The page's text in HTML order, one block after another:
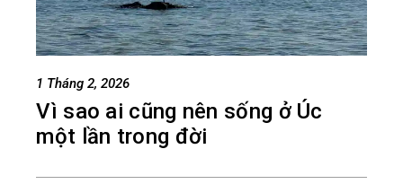
1 Tháng 2, 2026
Vì sao ai cũng nên sống ở Úc
một lần trong đời